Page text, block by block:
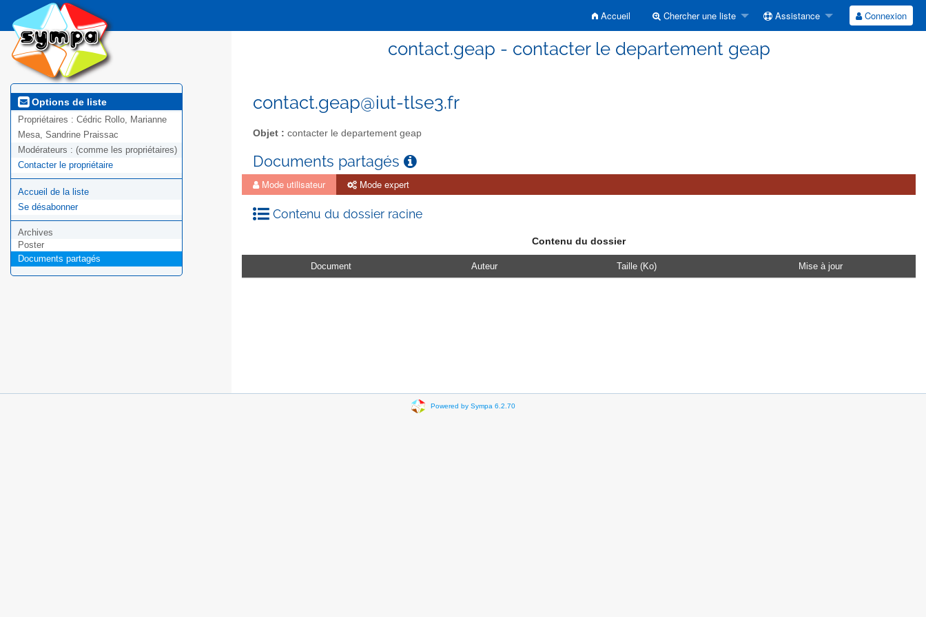
Accueil Chercher une liste Assistance Connexion
contact.geap - contacter le departement geap
Options de liste
Propriétaires : Cédric Rollo, Marianne
Mesa, Sandrine Praissac
Modérateurs : (comme les propriétaires)
Contacter le propriétaire
Accueil de la liste
Se désabonner
Archives
Poster
Documents partagés
contact.geap@iut-tlse3.fr
Objet : contacter le departement geap
Documents partagés
Mode utilisateur Mode expert
Contenu du dossier racine
Contenu du dossier
Document Auteur Taille (Ko) Mise à jour
Powered by Sympa 6.2.70